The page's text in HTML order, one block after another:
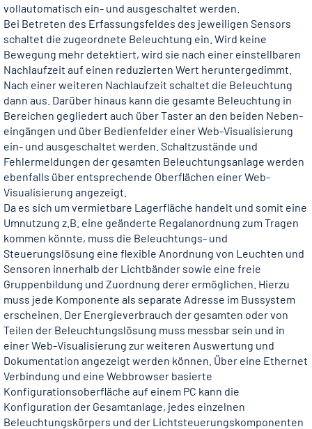
vollautomatisch ein- und ausgeschaltet werden.
Bei Betreten des Erfassungsfeldes des jeweiligen Sensors
schaltet die zugeordnete Beleuchtung ein. Wird keine
Bewegung mehr detek­tiert, wird sie nach einer einstellbaren
Nachlaufzeit auf einen reduzierten Wert heruntergedimmt.
Nach einer weiteren Nachlaufzeit schaltet die Beleuchtung
dann aus. Darüber hinaus kann die gesamte Beleuchtung in
Bereichen gegliedert auch über Taster an den beiden Neben­
ein­gän­gen und über Bedienfelder einer Web-Visualisierung
ein- und ausgeschaltet werden. Schaltzustände und
Fehlermeldungen der gesam­ten Beleuchtungsanlage werden
ebenfalls über entsprechende Oberflächen einer Web-
Visualisierung angezeigt.
Da es sich um vermietbare Lagerfläche handelt und somit eine
Umnutzung z.B. eine geänderte Regalanordnung zum Tragen
kommen könnte, muss die Beleuchtungs- und
Steuerungslösung eine flexible Anordnung von Leuchten und
Sensoren innerhalb der Lichtbänder sowie eine freie
Gruppenbildung und Zuordnung derer ermöglichen. Hierzu
muss jede Komponente als separate Adresse im Bussystem
er­scheinen. Der Energieverbrauch der gesamten oder von
Teilen der Beleuchtungslösung muss messbar sein und in
einer Web-Visualisierung zur weiteren Auswertung und
Dokumentation angezeigt werden können. Über eine Ethernet
Verbindung und eine Webbrowser basierte
Konfigurationsoberfläche auf einem PC kann die
Konfiguration der Gesamtanlage, jedes einzelnen
Beleuchtungskörpers und der Lichtsteue­rungskomponenten